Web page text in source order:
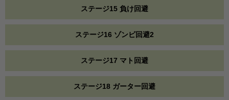
ステージ15 負け回避
ステージ16 ゾンビ回避2
ステージ17 マト回避
ステージ18 ガーター回避